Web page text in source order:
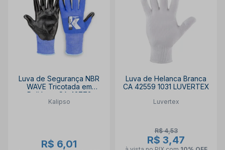
Luva de Segurança NBR
WAVE Tricotada em
Poliéster CA 43773
KALIPSO
Kalipso
R$ 6,01
Luva de Helanca Branca
CA 42559 1031 LUVERTEX
Luvertex
R$ 4,53
R$ 3,47